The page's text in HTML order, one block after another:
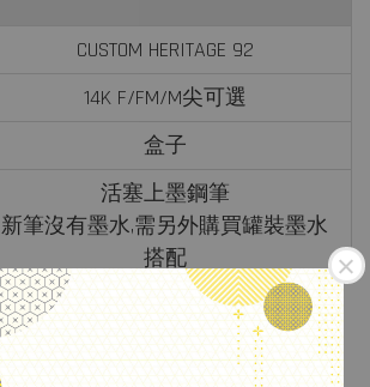
CUSTOM HERITAGE 92
14K F/FM/M尖可選
盒子
活塞上墨鋼筆
新筆沒有墨水,需另外購買罐裝墨水
搭配